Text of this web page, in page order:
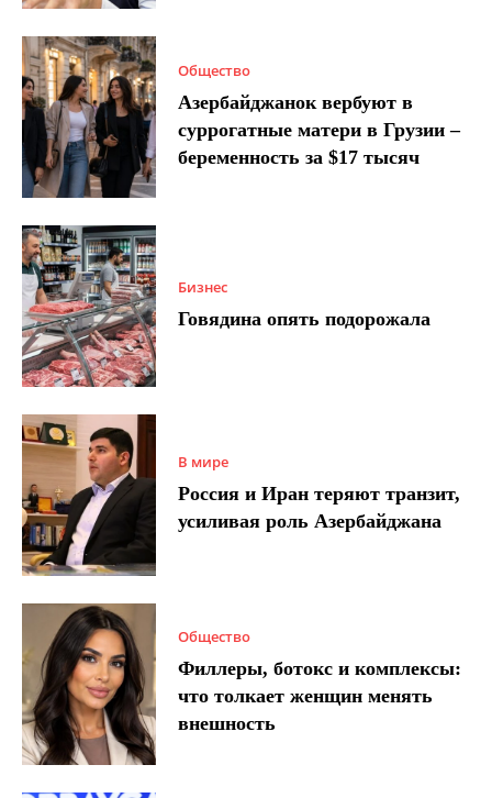
Общество
Азербайджанок вербуют в
суррогатные матери в Грузии –
беременность за $17 тысяч
Бизнес
Говядина опять подорожала
В мире
Россия и Иран теряют транзит,
усиливая роль Азербайджана
Общество
Филлеры, ботокс и комплексы:
что толкает женщин менять
внешность